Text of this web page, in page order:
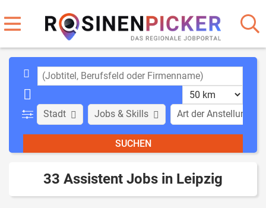
Stadt Art der Anstellung
Jobs & Skills
33 Assistent Jobs in Leipzig